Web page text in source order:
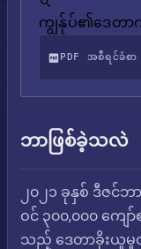
ကျွန်ုပ်၏ဒေတာ
PDF အစီရင်ခံစ
ဘာဖြစ်ခဲ့သလဲ
၂၀၂၁ ခုနှစ် ဒီဇင်
ဝင် ၃၀၀,၀၀၀ ကျ
သည့် ဒေတာခိုးယူမှု